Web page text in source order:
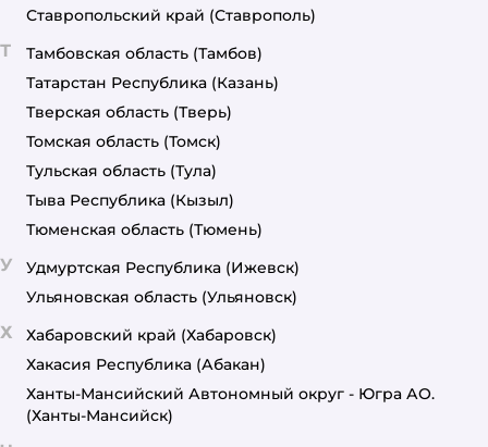
Ставропольский край (Ставрополь)
Т Тамбовская область (Тамбов)
Татарстан Республика (Казань)
Тверская область (Тверь)
Томская область (Томск)
Тульская область (Тула)
Тыва Республика (Кызыл)
Тюменская область (Тюмень)
У Удмуртская Республика (Ижевск)
Ульяновская область (Ульяновск)
Х Хабаровский край (Хабаровск)
Хакасия Республика (Абакан)
Ханты-Мансийский Автономный округ - Югра АО.
(Ханты-Мансийск)